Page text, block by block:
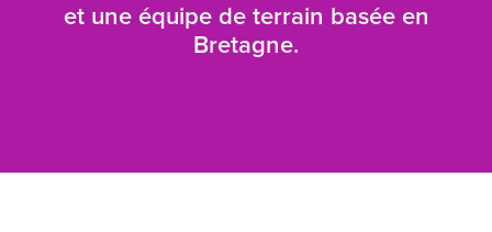
et une équipe de terrain basée en
Bretagne.